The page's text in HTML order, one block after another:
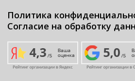
Политика
Согласие на обработку